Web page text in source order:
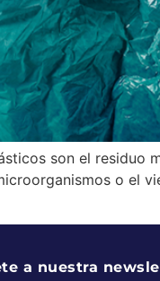
son el residuo
o el
a nuestra